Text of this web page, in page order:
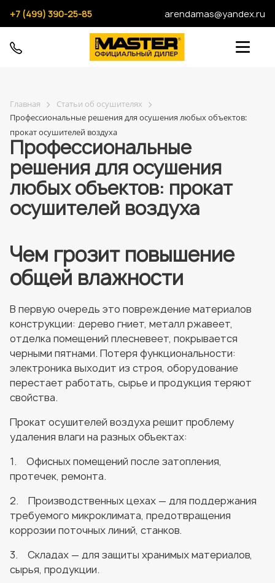
+7 (499) 390-25-85 arendamas@yandex.ru
Главная
Статьи об осушителях
Профессиональные решения для осушения любых объектов:
прокат осушителей воздуха
Профессиональные
решения для осушения
любых объектов: прокат
осушителей воздуха
Чем грозит повышение
общей влажности
В первую очередь это повреждение материалов
конструкции: дерево гниет, металл ржавеет,
отделка помещений плесневеет, покрывается
черными пятнами. Потеря функциональности:
электроника выходит из строя, оборудование
перестает работать, сырье и продукция теряют
свойства.
Прокат осушителей воздуха решит проблему
удаления влаги на разных объектах:
1. Офисных помещений после затопления,
протечек, ремонта.
2. Производственных цехах — для поддержания
требуемого микроклимата, предотвращения
коррозии поточных линий, станков.
3. Складах — для защиты хранимых материалов,
сырья, продукции.